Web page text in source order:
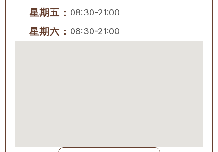
星期五： 08:30-21:00
星期六： 08:30-21:00